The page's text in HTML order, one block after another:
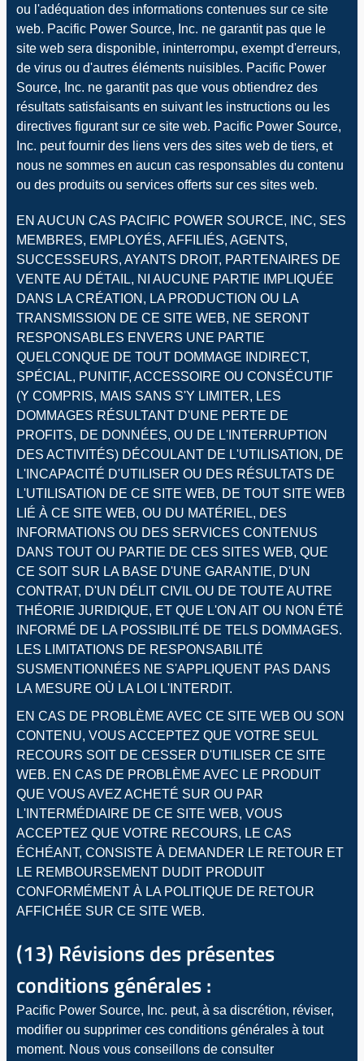
ou l'adéquation des informations contenues sur ce site
web. Pacific Power Source, Inc. ne garantit pas que le
site web sera disponible, ininterrompu, exempt d'erreurs,
de virus ou d'autres éléments nuisibles. Pacific Power
Source, Inc. ne garantit pas que vous obtiendrez des
résultats satisfaisants en suivant les instructions ou les
directives figurant sur ce site web. Pacific Power Source,
Inc. peut fournir des liens vers des sites web de tiers, et
nous ne sommes en aucun cas responsables du contenu
ou des produits ou services offerts sur ces sites web.
EN AUCUN CAS PACIFIC POWER SOURCE, INC, SES
MEMBRES, EMPLOYÉS, AFFILIÉS, AGENTS,
SUCCESSEURS, AYANTS DROIT, PARTENAIRES DE
VENTE AU DÉTAIL, NI AUCUNE PARTIE IMPLIQUÉE
DANS LA CRÉATION, LA PRODUCTION OU LA
TRANSMISSION DE CE SITE WEB, NE SERONT
RESPONSABLES ENVERS UNE PARTIE
QUELCONQUE DE TOUT DOMMAGE INDIRECT,
SPÉCIAL, PUNITIF, ACCESSOIRE OU CONSÉCUTIF
(Y COMPRIS, MAIS SANS S'Y LIMITER, LES
DOMMAGES RÉSULTANT D'UNE PERTE DE
PROFITS, DE DONNÉES, OU DE L'INTERRUPTION
DES ACTIVITÉS) DÉCOULANT DE L'UTILISATION, DE
L'INCAPACITÉ D'UTILISER OU DES RÉSULTATS DE
L'UTILISATION DE CE SITE WEB, DE TOUT SITE WEB
LIÉ À CE SITE WEB, OU DU MATÉRIEL, DES
INFORMATIONS OU DES SERVICES CONTENUS
DANS TOUT OU PARTIE DE CES SITES WEB, QUE
CE SOIT SUR LA BASE D'UNE GARANTIE, D'UN
CONTRAT, D'UN DÉLIT CIVIL OU DE TOUTE AUTRE
THÉORIE JURIDIQUE, ET QUE L'ON AIT OU NON ÉTÉ
INFORMÉ DE LA POSSIBILITÉ DE TELS DOMMAGES.
LES LIMITATIONS DE RESPONSABILITÉ
SUSMENTIONNÉES NE S'APPLIQUENT PAS DANS
LA MESURE OÙ LA LOI L'INTERDIT.
EN CAS DE PROBLÈME AVEC CE SITE WEB OU SON
CONTENU, VOUS ACCEPTEZ QUE VOTRE SEUL
RECOURS SOIT DE CESSER D'UTILISER CE SITE
WEB. EN CAS DE PROBLÈME AVEC LE PRODUIT
QUE VOUS AVEZ ACHETÉ SUR OU PAR
L'INTERMÉDIAIRE DE CE SITE WEB, VOUS
ACCEPTEZ QUE VOTRE RECOURS, LE CAS
ÉCHÉANT, CONSISTE À DEMANDER LE RETOUR ET
LE REMBOURSEMENT DUDIT PRODUIT
CONFORMÉMENT À LA POLITIQUE DE RETOUR
AFFICHÉE SUR CE SITE WEB.
(13) Révisions des présentes
conditions générales :
Pacific Power Source, Inc. peut, à sa discrétion, réviser,
modifier ou supprimer ces conditions générales à tout
moment. Nous vous conseillons de consulter